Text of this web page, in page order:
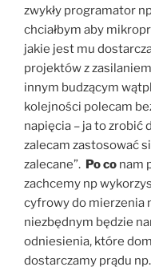
zwykły programator
chciałbym aby
jakie jest mu
projektów z
innym budzącym
kolejności polecam
napięcia – ja to zrobić
zalecam zastosować
zalecane”. Po co nam
zachcemy np
cyfrowy do mierzenia
niezbędnym będzie
odniesienia, które
dostarczamy prądu